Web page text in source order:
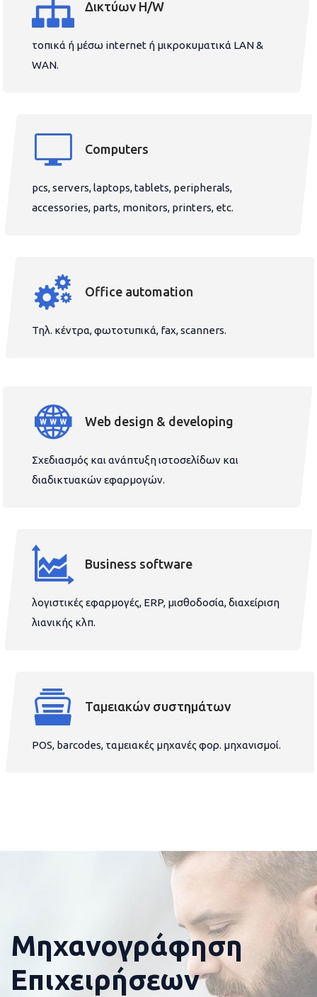
Δικτύων H/W
τοπικά ή μέσω internet ή μικροκυματικά LAN &
WAN.
Computers
pcs, servers, laptops, tablets, peripherals,
accessories, parts, monitors, printers, etc.
Office automation
Τηλ. κέντρα, φωτοτυπικά, fax, scanners.
Web design & developing
Σχεδιασμός και ανάπτυξη ιστοσελίδων και
διαδικτυακών εφαρμογών.
Business software
λογιστικές εφαρμογές, ERP, μισθοδοσία, διαχείριση
λιανικής κλπ.
Ταμειακών συστημάτων
POS, barcodes, ταμειακές μηχανές φορ. μηχανισμοί.
Μηχανογράφηση
Επιχειρήσεων